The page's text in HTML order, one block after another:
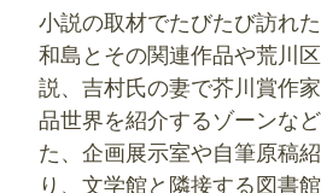
小説の取材でたびたび訪れ
和島とその関連作品や荒川
説、吉村氏の妻で芥川賞作
品世界を紹介するゾーンな
た、企画展示室や自筆原稿
り、文学館と隣接する図書